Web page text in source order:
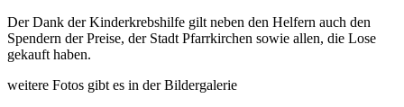
Der Dank der Kinderkrebshilfe gilt neben den Helfern auch den
Spendern der Preise, der Stadt Pfarrkirchen sowie allen, die Lose
gekauft haben.
weitere Fotos gibt es in der Bildergalerie